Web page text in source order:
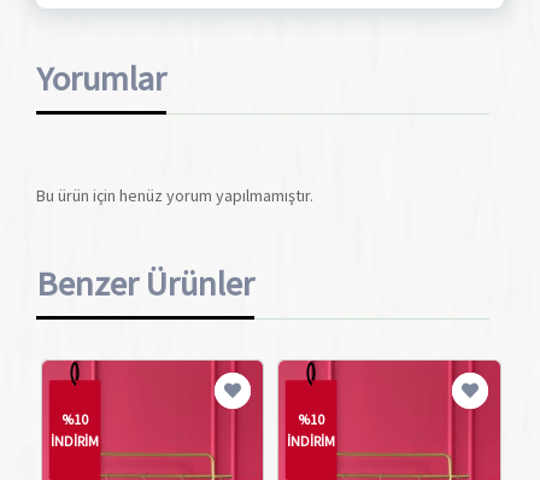
Yorumlar
Bu ürün için henüz yorum yapılmamıştır.
Benzer Ürünler
%10
İNDİRİM
%10
İNDİRİM